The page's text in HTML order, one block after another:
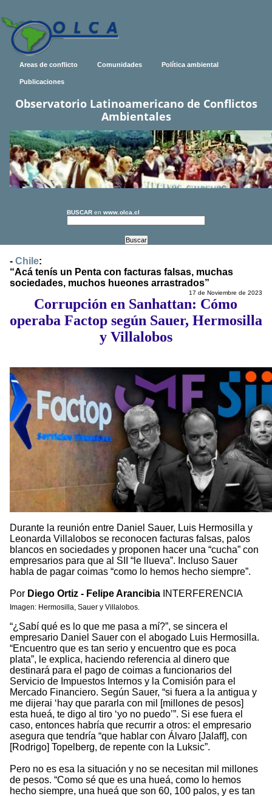
Areas de conflicto Comunidades Política ambiental
Publicaciones
Observatorio Latinoamericano de Conflictos
Ambientales
BUSCAR en www.olca.cl
- Chile:
“Acá tenís un Penta con facturas falsas, muchas
sociedades, muchos hueones arrastrados”
17 de Noviembre de 2023
Corrupción en Sanhattan: Cómo
operaba Factop según Sauer, Hermosilla
y Villalobos
Durante la reunión entre Daniel Sauer, Luis Hermosilla y
Leonarda Villalobos se reconocen facturas falsas, palos
blancos en sociedades y proponen hacer una “cucha” con
empresarios para que al SII “le llueva”. Incluso Sauer
habla de pagar coimas “como lo hemos hecho siempre”.
Por Diego Ortiz - Felipe Arancibia INTERFERENCIA
Imagen: Hermosilla, Sauer y Villalobos.
“¿Sabí qué es lo que me pasa a mí?”, se sincera el
empresario Daniel Sauer con el abogado Luis Hermosilla.
“Encuentro que es tan serio y encuentro que es poca
plata”, le explica, haciendo referencia al dinero que
destinará para el pago de coimas a funcionarios del
Servicio de Impuestos Internos y la Comisión para el
Mercado Financiero. Según Sauer, “si fuera a la antigua y
me dijerai ‘hay que pararla con mil [millones de pesos]
esta hueá, te digo al tiro ‘yo no puedo’”. Si ese fuera el
caso, entonces habría que recurrir a otros: el empresario
asegura que tendría “que hablar con Álvaro [Jalaff], con
[Rodrigo] Topelberg, de repente con la Luksic”.
Pero no es esa la situación y no se necesitan mil millones
de pesos. “Como sé que es una hueá, como lo hemos
hecho siempre, una hueá que son 60, 100 palos, y es tan